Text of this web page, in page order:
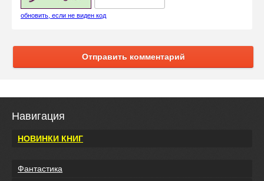
обновить, если не виден код
Отправить комментарий
Навигация
НОВИНКИ КНИГ
Фантастика